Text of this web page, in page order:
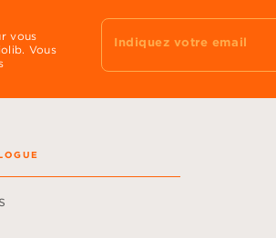
vous
Vous
Indiquez votre email